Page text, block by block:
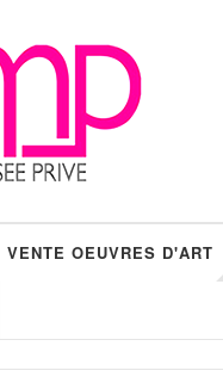
VENTE OEUVRES D'ART